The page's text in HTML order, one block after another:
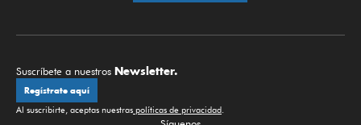
Suscríbete a nuestros Newsletter.
Regístrate aquí
Al suscribirte, aceptas nuestras políticas de privacidad